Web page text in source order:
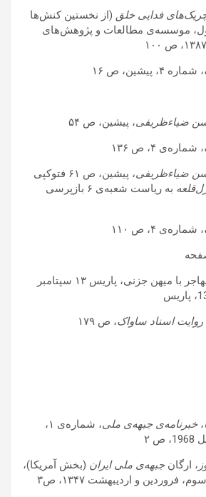
فدایی خلق (از نخستین کنش‌ها
جلد اول، موسسه‌ی مطالعات و پژوهش‌های
، شماره ۴، پیشین، ص ۱۶
ضیاءظریفی، پیشین، ص ۵۴
، شماره‌ی ۴، ص ۱۳۶
ضیاءظریفی
، پیشین، ص ۶۱ فتوکپی
به ریاست شعبه‌ی ۶ بازپرسی
، شماره‌ی ۴، ص ۱۱۰
گفتگو‌ی ناصر مهاجر با میهن جزنی، پاریس ۱۳ سپتامبر
اسناد ساواک، ص ۱۷۹
،خبرنامه‌ی جبهه‌ی ملی
، شماره‌ی ۱،
، ارگانجبهه‌ی ملی ایران (بخش آمریکا)،